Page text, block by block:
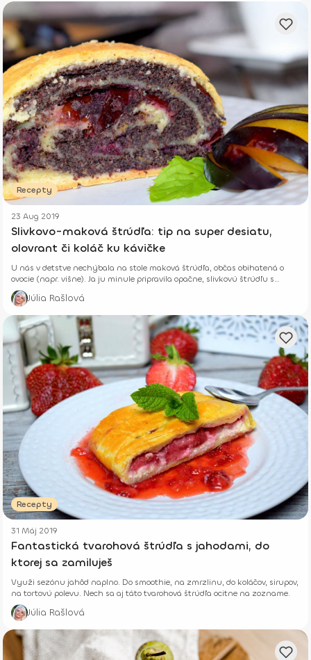
Recepty
23 Aug 2019
Slivkovo-maková štrúdľa: tip na super desiatu,
olovrant či koláč ku kávičke
U nás v detstve nechýbala na stole maková štrúdľa, občas obihatená o
ovocie (napr. višne). Ja ju minule pripravila opačne, slivkovú štrúdľu s
makom.
Júlia Rašlová
Recepty
31 Máj 2019
Fantastická tvarohová štrúdľa s jahodami, do
ktorej sa zamiluješ
Využi sezónu jahôd naplno. Do smoothie, na zmrzlinu, do koláčov, sirupov,
na tortovú polevu. Nech sa aj táto tvarohová štrúdľa ocitne na zozname.
Júlia Rašlová